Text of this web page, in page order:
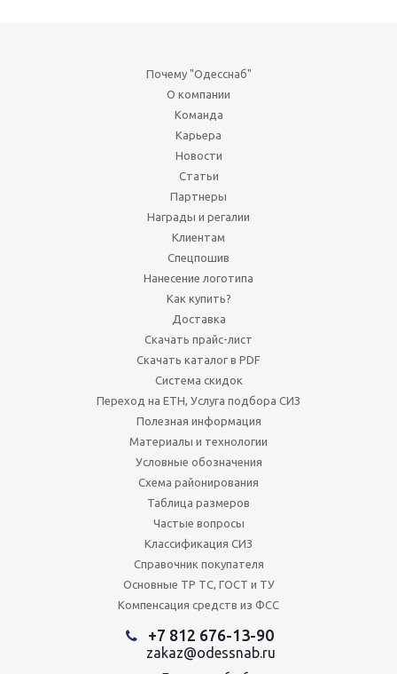
Почему "Одесснаб"
О компании
Команда
Карьера
Новости
Статьи
Партнеры
Награды и регалии
Клиентам
Спецпошив
Нанесение логотипа
Как купить?
Доставка
Скачать прайс-лист
Скачать каталог в PDF
Система скидок
Переход на ЕТН, Услуга подбора СИЗ
Полезная информация
Материалы и технологии
Условные обозначения
Схема районирования
Таблица размеров
Частые вопросы
Классификация СИЗ
Справочник покупателя
Основные ТР ТС, ГОСТ и ТУ
Компенсация средств из ФСС
+7 812 676-13-90
zakaz@odessnab.ru